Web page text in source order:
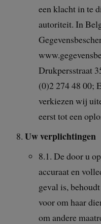
een klacht in te
autoriteit. In
Drukpersstraat
(0)2 274 48 00;
verkiezen wij
eerst tot een
Uw verplichtingen
8.1. De door u
accuraat en
geval is,
voor om haar
om andere